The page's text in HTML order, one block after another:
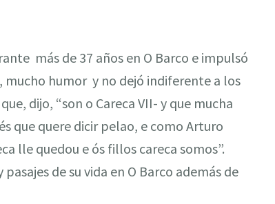
más de 37 años en O Barco e impulsó
humor y no dejó indiferente a los
dijo, “son o Careca VII- y que mucha
que quere dicir pelao, e como Arturo
lle quedou e ós fillos careca somos”.
de su vida en O Barco además de